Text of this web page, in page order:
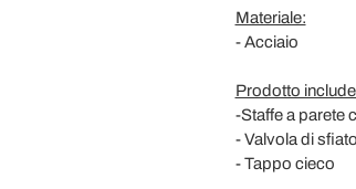
Materiale:
- Acciaio
Prodotto
-Staffe a parete
- Valvola di sfiato
- Tappo cieco